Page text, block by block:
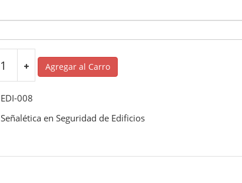
Agregar al Carro
EDI-008
Señalética en Seguridad de Edificios